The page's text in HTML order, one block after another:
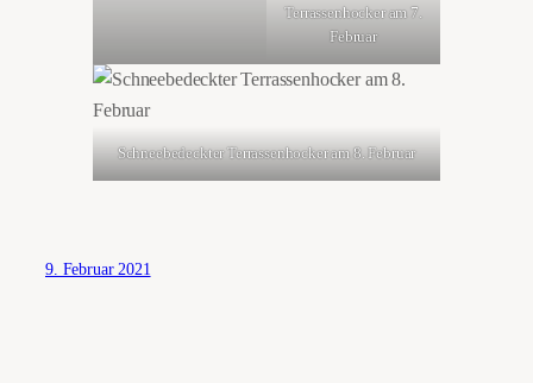
Terrassenhocker am 7.
Februar
Schneebedeckter Terrassenhocker am 8. Februar
9. Februar 2021